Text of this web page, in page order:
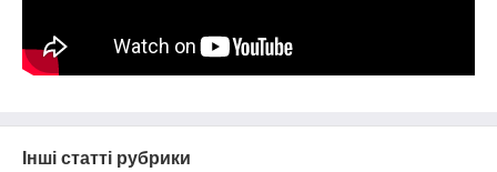
Інші статті рубрики